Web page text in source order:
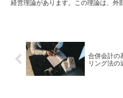
経営理論があります。この理論は、外
が異なるという考えに基づいていま
合併会計の
リング法の